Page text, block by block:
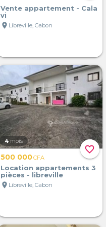
Vente appartement - Cala
vi
location_on Libreville, Gabon
favorite_border
4 mois
500 000CFA
Location appartements 3
pièces - libreville
location_on Libreville, Gabon